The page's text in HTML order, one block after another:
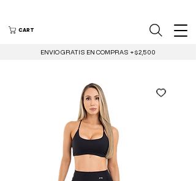
CART
ENVIO GRATIS EN COMPRAS +$2,500